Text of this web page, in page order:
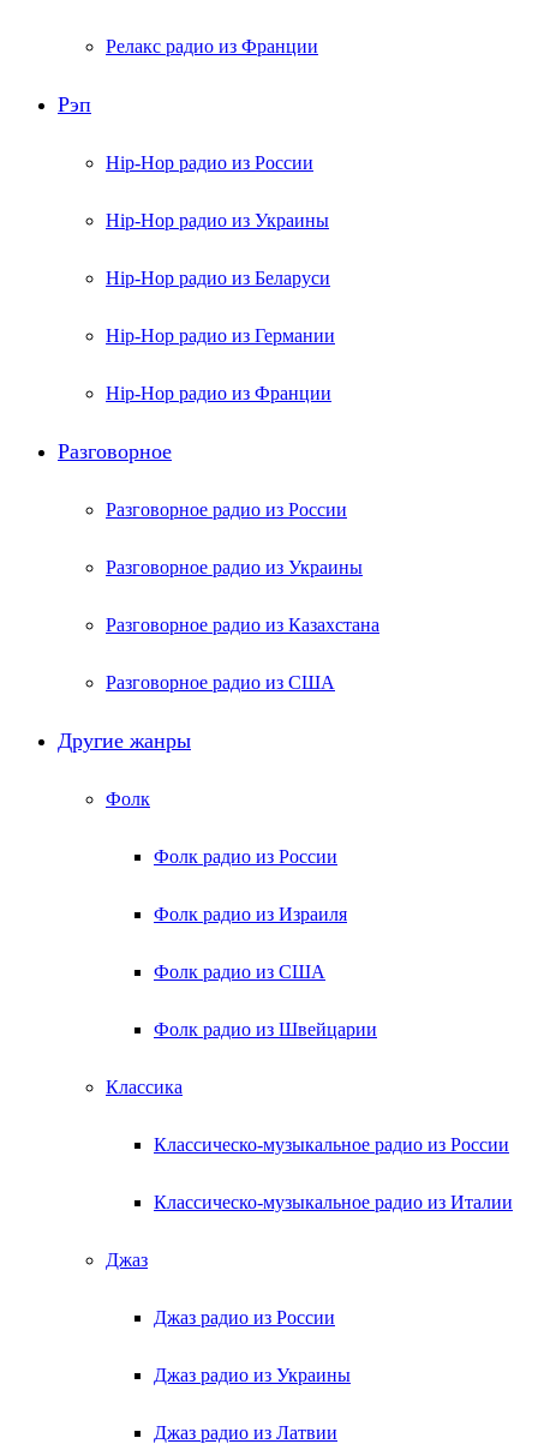
Релакс радио из Франции
Рэп
Hip-Hop радио из России
Hip-Hop радио из Украины
Hip-Hop радио из Беларуси
Hip-Hop радио из Германии
Hip-Hop радио из Франции
Разговорное
Разговорное радио из России
Разговорное радио из Украины
Разговорное радио из Казахстана
Разговорное радио из США
Другие жанры
Фолк
Фолк радио из России
Фолк радио из Израиля
Фолк радио из США
Фолк радио из Швейцарии
Классика
Классическо-музыкальное радио из России
Классическо-музыкальное радио из Италии
Джаз
Джаз радио из России
Джаз радио из Украины
Джаз радио из Латвии